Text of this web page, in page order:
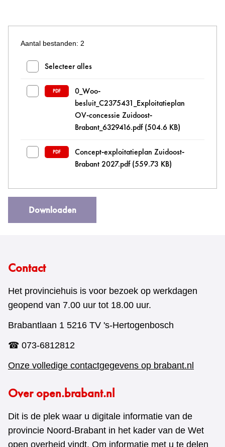
Aantal bestanden: 2
Bestanden en mappen selecteren
Selecteer alles
PDF
0_Woo-
besluit_C2375431_Exploitatieplan
OV-concessie Zuidoost-
Brabant_6329416.pdf (504.6 KB)
PDF
Concept-exploitatieplan Zuidoost-
Brabant 2027.pdf (559.73 KB)
Downloaden
Contact
Het provinciehuis is voor bezoek op werkdagen
geopend van 7.00 uur tot 18.00 uur.
Brabantlaan 1 5216 TV 's-Hertogenbosch
☎ 073-6812812
Onze volledige contactgegevens op brabant.nl
Over open.brabant.nl
Dit is de plek waar u digitale informatie van de
provincie Noord-Brabant in het kader van de Wet
open overheid vindt. Om informatie met u te delen